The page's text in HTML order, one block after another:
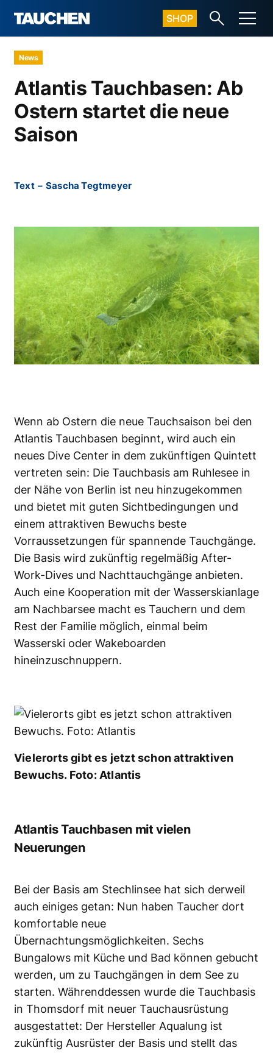
SHOP
News
Atlantis Tauchbasen: Ab
Ostern startet die neue
Saison
Text – Sascha Tegtmeyer
Wenn ab Ostern die neue Tauchsaison bei den
Atlantis Tauchbasen beginnt, wird auch ein
neues Dive Center in dem zukünftigen Quintett
vertreten sein: Die Tauchbasis am Ruhlesee in
der Nähe von Berlin ist neu hinzugekommen
und bietet mit guten Sichtbedingungen und
einem attraktiven Bewuchs beste
Vorraussetzungen für spannende Tauchgänge.
Die Basis wird zukünftig regelmäßig After-
Work-Dives und Nachttauchgänge anbieten.
Auch eine Kooperation mit der Wasserskianlage
am Nachbarsee macht es Tauchern und dem
Rest der Familie möglich, einmal beim
Wasserski oder Wakeboarden
hineinzuschnuppern.
Vielerorts gibt es jetzt schon attraktiven
Bewuchs. Foto: Atlantis
Atlantis Tauchbasen mit vielen
Neuerungen
Bei der Basis am Stechlinsee hat sich derweil
auch einiges getan: Nun haben Taucher dort
komfortable neue
Übernachtungsmöglichkeiten. Sechs
Bungalows mit Küche und Bad können gebucht
werden, um zu Tauchgängen in dem See zu
starten. Währenddessen wurde die Tauchbasis
in Thomsdorf mit neuer Tauchausrüstung
ausgestattet: Der Hersteller Aqualung ist
zukünftig Ausrüster der Basis und stellt das